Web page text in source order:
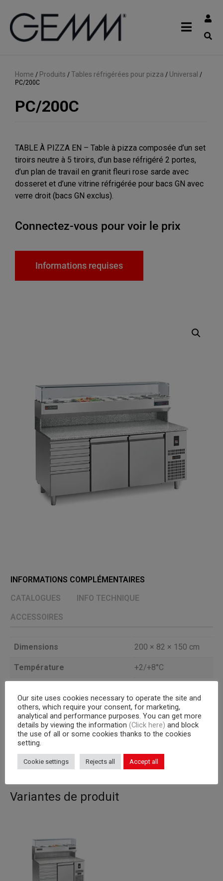
Home / Produits /Tables réfrigérées pour pizza / Universal /
PC/200C
PC/200C
TABLE À PIZZA EN – Table à pizza composée d’un set
tiroirs neutre à 5 tiroirs, d’un base réfrigéré 2 portes,
d’un plan de travail en granit fleuri rose sarde avec
dosseret et d’une vitrine réfrigérée pour bacs GN avec
verre droit (bacs GN exclus).
Connectez-vous pour voir le prix
Informations requises
INFORMATIONS COMPLÉMENTAIRES
CATALOGUES
INFO TECHNIQUE
ACCESSOIRES
Dimensions 200 × 82 × 150 cm
Température +2/+8°C
Groupe frogorifique a bordo
Capacité interne grilles 600×400 mm
Corps
Variantes de produit
Our site uses cookies necessary to operate the site and
others, which require your consent, for marketing,
analytical and performance purposes. You can get more
details by viewing the information (Click here) and block
the use of all or some cookies thanks to the cookies
setting.
Cookie settings Rejects all Accept all